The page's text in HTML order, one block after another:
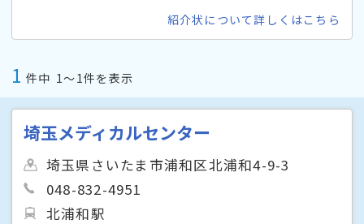
紹介状について詳しくはこちら
1 件中 1〜1件を表示
埼玉メディカルセンター
埼玉県さいたま市浦和区北浦和4-9-3
048-832-4951
北浦和駅